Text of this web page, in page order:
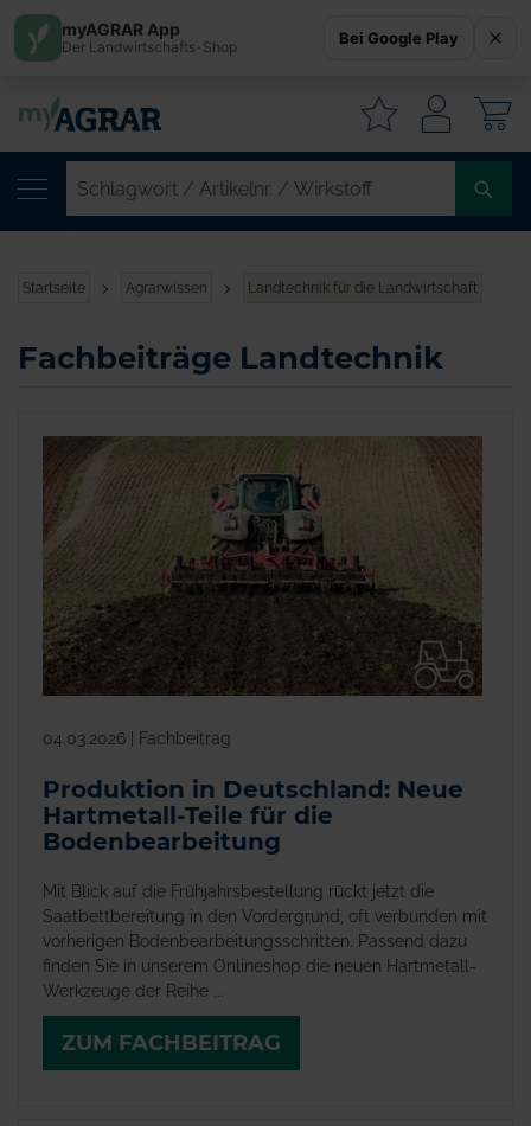
Startseite Agrarwissen Landtechnik für die Landwirtschaft
Fachbeiträge Landtechnik
04.03.2026 | Fachbeitrag
Produktion in Deutschland: Neue
Hartmetall-Teile für die
Bodenbearbeitung
Mit Blick auf die Frühjahrsbestellung rückt jetzt die
Saatbettbereitung in den Vordergrund, oft verbunden mit
vorherigen Bodenbearbeitungsschritten. Passend dazu
finden Sie in unserem Onlineshop die neuen Hartmetall-
Werkzeuge der Reihe ...
ZUM FACHBEITRAG
myAGRAR App
Der Landwirtschafts-Shop Bei Google Play